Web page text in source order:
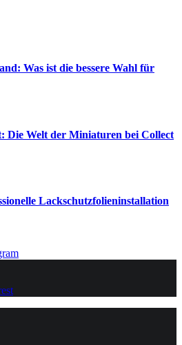
Was ist die bessere Wahl für
Die Welt der Miniaturen bei Collect
Lackschutzfolieninstallation